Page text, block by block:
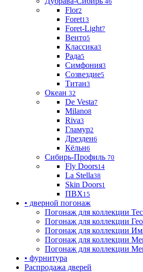
Flor2
Foret13
Foret-Light7
Венто5
Классика3
Рада5
Симфония3
Созвездие5
Титан3
Океан 32
De Vesta7
Milano8
Riva3
Гламур2
Дрезден6
Кёльн6
Сибирь-Профиль 70
Fly Doors14
La Stella38
Skin Doors1
ПВХ15
• дверной погонаж
Погонаж для коллекции
Погонаж для коллекции
Погонаж для коллекции
Погонаж для коллекции
Погонаж для коллекции
• фурнитура
Распродажа дверей